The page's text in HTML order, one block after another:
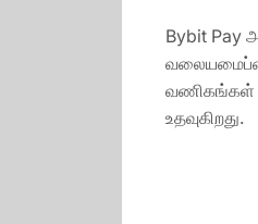
Bybit Pay
வணிகங்கள்
உதவுகிறது.